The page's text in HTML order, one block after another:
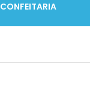
CONFEITARIA